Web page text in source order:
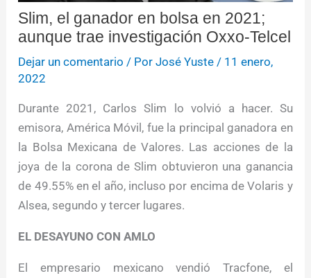
Slim, el ganador en bolsa en 2021;
aunque trae investigación Oxxo-Telcel
Dejar un comentario / PorJosé Yuste / 11 enero,
2022
Durante 2021, Carlos Slim lo volvió a hacer. Su
emisora, América Móvil, fue la principal ganadora en
la Bolsa Mexicana de Valores. Las acciones de la
joya de la corona de Slim obtuvieron una ganancia
de 49.55% en el año, incluso por encima de Volaris y
Alsea, segundo y tercer lugares.
EL DESAYUNO CON AMLO
El empresario mexicano vendió Tracfone, el